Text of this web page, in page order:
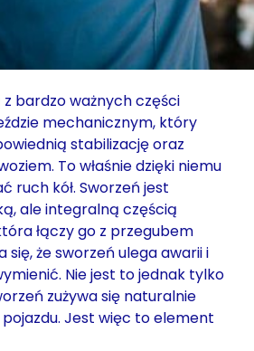
bardzo ważnych części
mechanicznym, który
stabilizację oraz
To właśnie dzięki niemu
ruch kół. Sworzeń jest
ale integralną częścią
łączy go z przegubem
się, że sworzeń ulega awarii i
Nie jest to jednak tylko
zużywa się naturalnie
Jest więc to element